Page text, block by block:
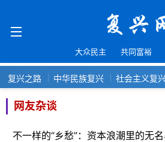
大众民主 共同富裕
复兴之路 中华民族复兴 社会主义复
网友杂谈
不一样的“乡愁”：资本浪潮里的无